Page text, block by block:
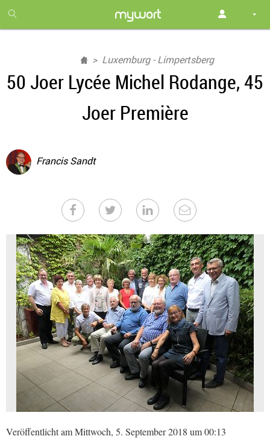
month
free
Luxemburg - Limpertsberg
50 Joer Lycée Michel Rodange, 45
Joer Première
Francis Sandt
Veröffentlicht am Mittwoch, 5. September 2018 um 00:13